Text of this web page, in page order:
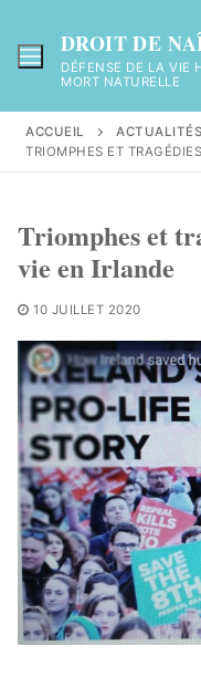
au
contenu
DROIT DE
DÉFENSE DE LA VIE
MORT NATURELLE
ACCUEIL
ACTUALITÉS
TRIOMPHES ET
Triomphes et
vie en Irlande
10 JUILLET 2020